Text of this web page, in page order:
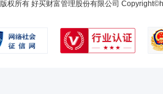
版权所有 好买财富管理股份有限公司